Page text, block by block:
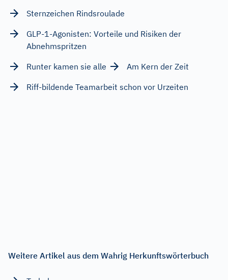
Sternzeichen Rindsroulade
GLP-1-Agonisten: Vorteile und Risiken der
Abnehmspritzen
Runter kamen sie alle
Am Kern der Zeit
Riff-bildende Teamarbeit schon vor Urzeiten
Weitere Artikel aus dem Wahrig Herkunftswörterbuch